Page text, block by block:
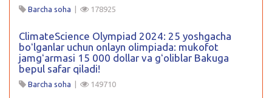
Barcha soha | 178925
ClimateScience Olympiad 2024: 25 yoshgacha
boʻlganlar uchun onlayn olimpiada: mukofot
jamgʻarmasi 15 000 dollar va gʻoliblar Bakuga
bepul safar qiladi!
Barcha soha | 149710